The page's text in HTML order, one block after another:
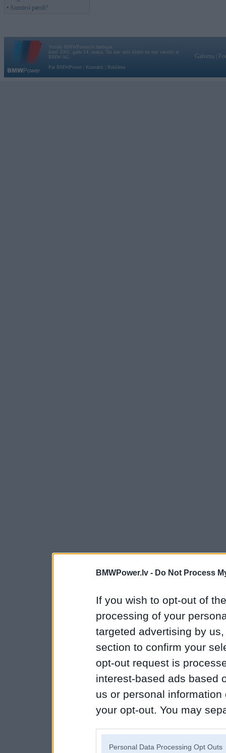
BMWPower.lv - Do Not Process
If you wish to opt-out of
processing of your
targeted advertising by
section to confirm your
opt-out request is
interest-based ads based
us or personal
your opt-out. You may
Personal Data Processing Opt Outs
• Aizmirsi paroli?
Vortāls BMWPower.lv darbojas
kopš 2002. gada 14. maija. Tas nav auto klubs un nav saistīts ar
BMW AG.
Par BMWPower
Kontakti Reklāma
Galvena